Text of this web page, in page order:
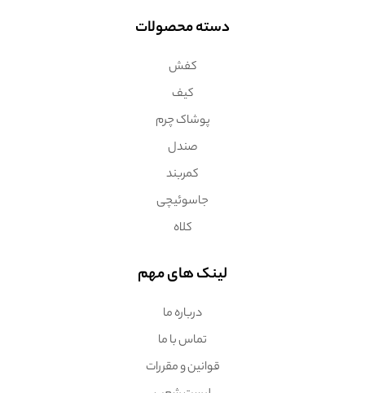
دسته محصولات
کفش
کیف
پوشاک چرم
صندل
کمربند
جاسوئیچی
کلاه
لینک های مهم
درباره ما
تماس با ما
قوانین و مقررات